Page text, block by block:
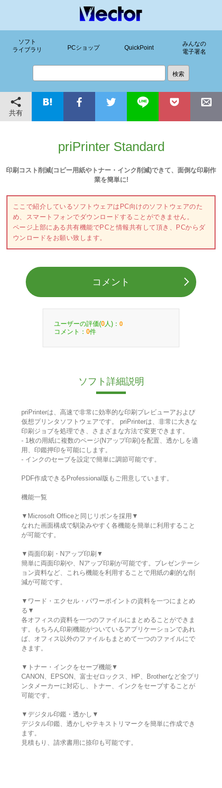
ソフト
ライブラリ
PCショップ QuickPoint
みんなの
電子署名
共有
priPrinter Standard
印刷コスト削減(コピー用紙やトナー・インク削減)できて、面倒な印刷作
業を簡単に!
ここで紹介しているソフトウェアはPC向けのソフトウェアのた
め、スマートフォンでダウンロードすることができません。
ページ上部にある共有機能でPCと情報共有して頂き、PCからダ
ウンロードをお願い致します。
コメント
ユーザーの評価(0 人)： 0
コメント： 0件
ソフト詳細説明
priPrinterは、高速で非常に効率的な印刷プレビューアおよび
仮想プリンタソフトウェアです。 priPrinterは、非常に大きな
印刷ジョブを処理でき、さまざまな方法で変更できます。
- 1枚の用紙に複数のページ(Nアップ印刷)を配置、透かしを適
用、印鑑押印を可能にします。
- インクのセーブを設定で簡単に調節可能です。
PDF作成できるProfessional版もご用意しています。
機能一覧
▼Microsoft Officeと同じリボンを採用▼
なれた画面構成で馴染みやすく各機能を簡単に利用すること
が可能です。
▼両面印刷・Nアップ印刷▼
簡単に両面印刷や、Nアップ印刷が可能です。プレゼンテーシ
ョン資料など、これら機能を利用することで用紙の劇的な削
減が可能です。
▼ワード・エクセル・パワーポイントの資料を一つにまとめ
る▼
各オフィスの資料を一つのファイルにまとめることができま
す。もちろん印刷機能がついているアプリケーションであれ
ば、オフィス以外のファイルもまとめて一つのファイルにで
きます。
▼トナー・インクをセーブ機能▼
CANON、EPSON、富士ゼロックス、HP、Brotherなど全プリ
ンタメーカーに対応し、トナー、インクをセーブすることが
可能です。
▼デジタル印鑑・透かし▼
デジタル印鑑、透かしやテキストリマークを簡単に作成でき
ます。
見積もり、請求書用に捺印も可能です。